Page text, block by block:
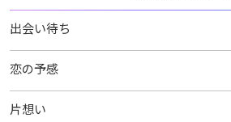
出会い待ち
恋の予感
片想い